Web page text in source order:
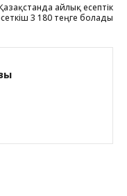
айлық есептік
3 180 теңге болады